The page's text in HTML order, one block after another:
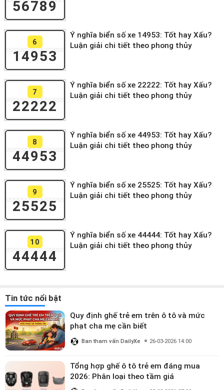
56789
6
14953
Ý nghĩa biển số xe 14953: Tốt hay Xấu?
Luận giải chi tiết theo phong thủy
7
22222
Ý nghĩa biển số xe 22222: Tốt hay Xấu?
Luận giải chi tiết theo phong thủy
8
44953
Ý nghĩa biển số xe 44953: Tốt hay Xấu?
Luận giải chi tiết theo phong thủy
9
25525
Ý nghĩa biển số xe 25525: Tốt hay Xấu?
Luận giải chi tiết theo phong thủy
10
44444
Ý nghĩa biển số xe 44444: Tốt hay Xấu?
Luận giải chi tiết theo phong thủy
Tin tức nổi bật
Quy định ghế trẻ em trên ô tô và mức
phạt cha mẹ cần biết
Ban tham vấn DailyXe 26-03-2026 14:00
Tổng hợp ghế ô tô trẻ em đáng mua
2026: Phân loại theo tầm giá